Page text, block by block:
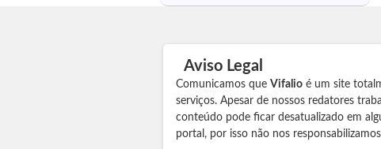
Aviso Legal
Comunicamos que Vifalio é um site
serviços. Apesar de nossos redatores
conteúdo pode ficar desatualizado em
portal, por isso não nos